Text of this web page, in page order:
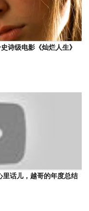
诗级电影《灿烂人生》
里话儿，越哥的年度总结